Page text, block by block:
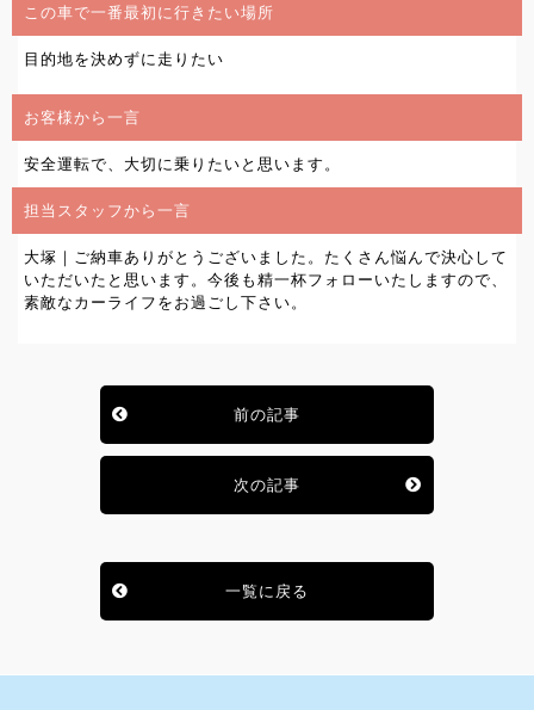
この車で一番最初に行きたい場所
目的地を決めずに走りたい
お客様から一言
安全運転で、大切に乗りたいと思います。
担当スタッフから一言
大塚｜ご納車ありがとうございました。たくさん悩んで決心して
いただいたと思います。今後も精一杯フォローいたしますので、
素敵なカーライフをお過ごし下さい。
前の記事
次の記事
一覧に戻る